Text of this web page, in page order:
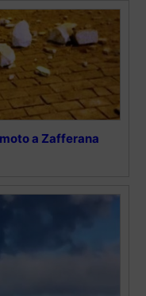
a Zafferana